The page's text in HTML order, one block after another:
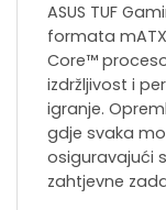
ASUS TUF
formata
Core™
izdržljivost i
igranje.
gdje svaka
osiguravajući
zahtjevne